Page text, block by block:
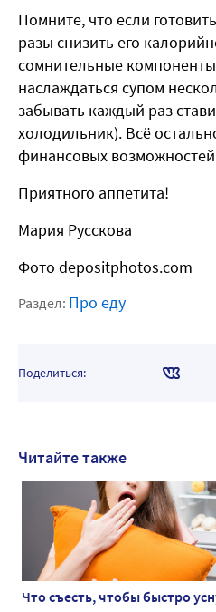
Помните, что если
разы снизить его
сомнительные
наслаждаться супом
забывать каждый раз
холодильник). Всё
финансовых
Приятного аппетита!
Мария Русскова
Фото depositphotos.com
Раздел: Про еду
Поделиться:
Читайте также
Что съесть, чтобы быстро